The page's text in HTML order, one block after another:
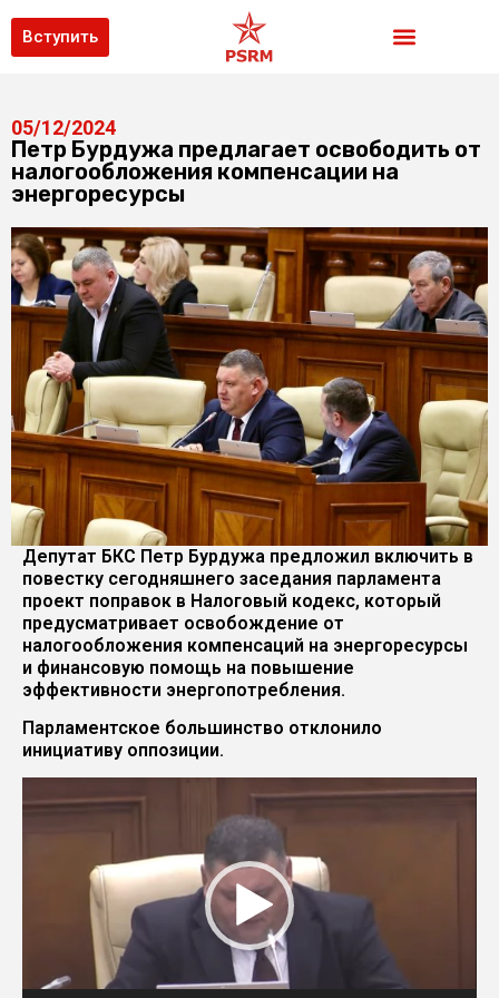
Вступить
05/12/2024
Петр Бурдужа предлагает освободить от
налогообложения компенсации на
энергоресурсы
Депутат БКС Петр Бурдужа предложил включить в
повестку сегодняшнего заседания парламента
проект поправок в Налоговый кодекс, который
предусматривает освобождение от
налогообложения компенсаций на энергоресурсы
и финансовую помощь на повышение
эффективности энергопотребления.
Парламентское большинство отклонило
инициативу оппозиции.